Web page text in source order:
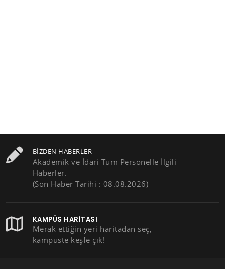
BIZDEN HABERLER
Akademik ve İdari Tüm Personelle İlgili
Haberler.
(Son Haber Tarihi : 08.08.2026)
KAMPÜS HARITASI
Merak ettiğin yeri haritadan seç,
kampüste keşfe çık!